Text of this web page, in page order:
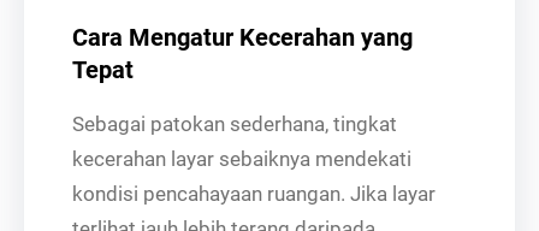
Cara Mengatur Kecerahan yang
Tepat
Sebagai patokan sederhana, tingkat
kecerahan layar sebaiknya mendekati
kondisi pencahayaan ruangan. Jika layar